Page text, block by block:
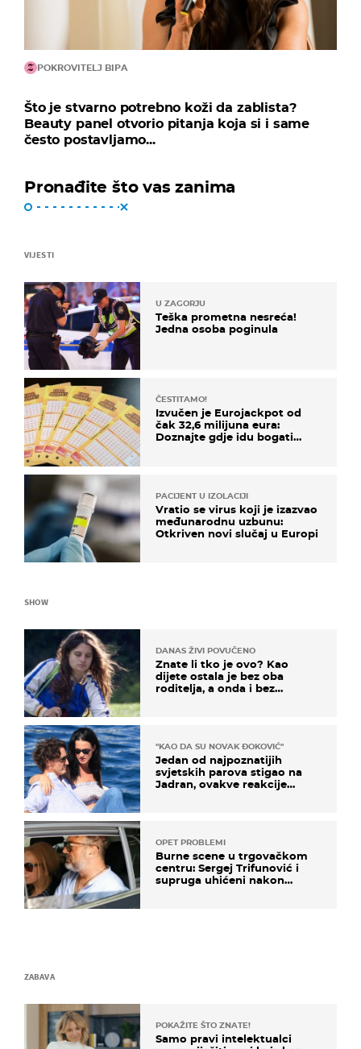
POKROVITELJ BIPA
Što je stvarno potrebno koži da zablista?
Beauty panel otvorio pitanja koja si i same
često postavljamo...
Pronađite što vas zanima
VIJESTI
U ZAGORJU
Teška prometna nesreća!
Jedna osoba poginula
ČESTITAMO!
Izvučen je Eurojackpot od
čak 32,6 milijuna eura:
Doznajte gdje idu bogati
PACIJENT U IZOLACIJI
Vratio se virus koji je izazvao
međunarodnu uzbunu:
Otkriven novi slučaj u Europi
SHOW
DANAS ŽIVI POVUČENO
Znate li tko je ovo? Kao
dijete ostala je bez oba
roditelja, a onda i bez
"KAO DA SU NOVAK ĐOKOVIĆ"
Jedan od najpoznatijih
svjetskih parova stigao na
Jadran, ovakve reakcije
OPET PROBLEMI
Burne scene u trgovačkom
centru: Sergej Trifunović i
supruga uhićeni nakon
ZABAVA
POKAŽITE ŠTO ZNATE!
Samo pravi intelektualci